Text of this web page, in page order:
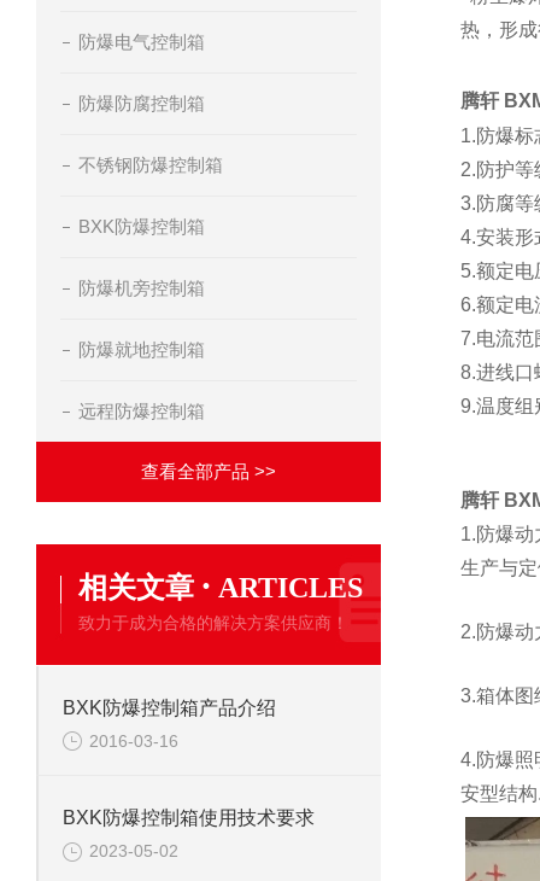
防爆电气控制箱
防爆防腐控制箱
不锈钢防爆控制箱
BXK防爆控制箱
防爆机旁控制箱
防爆就地控制箱
远程防爆控制箱
查看全部产品 >>
相关文章 · ARTICLES
致力于成为合格的解决方案供应商！
BXK防爆控制箱产品介绍
2016-03-16
BXK防爆控制箱使用技术要求
2023-05-02
热，形
腾轩
1.防爆标
2.防护等
3.防腐等
4.安装形
5.额定
6.额定电
7.电流范
8.进线口
9.温度组
腾轩
1.防爆
生产与
2.防爆动
3.箱体图
4.防爆照
安型结构